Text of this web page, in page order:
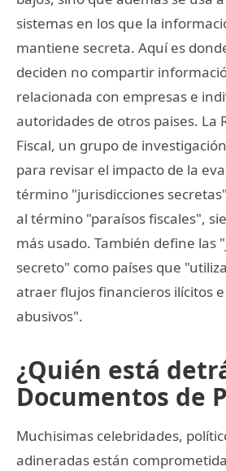
sistemas en los que la
mantiene secreta. Aquí es
deciden no compartir
relacionada con empresas e
autoridades de otros paises. La
Fiscal, un grupo de
para revisar el impacto de la
término "jurisdicciones
al término "paraísos fiscales",
más usado. También define las
secreto" como países que
atraer flujos financieros ilícitos
abusivos".
¿Quién está
Documentos de
Muchisimas celebridades,
adineradas están